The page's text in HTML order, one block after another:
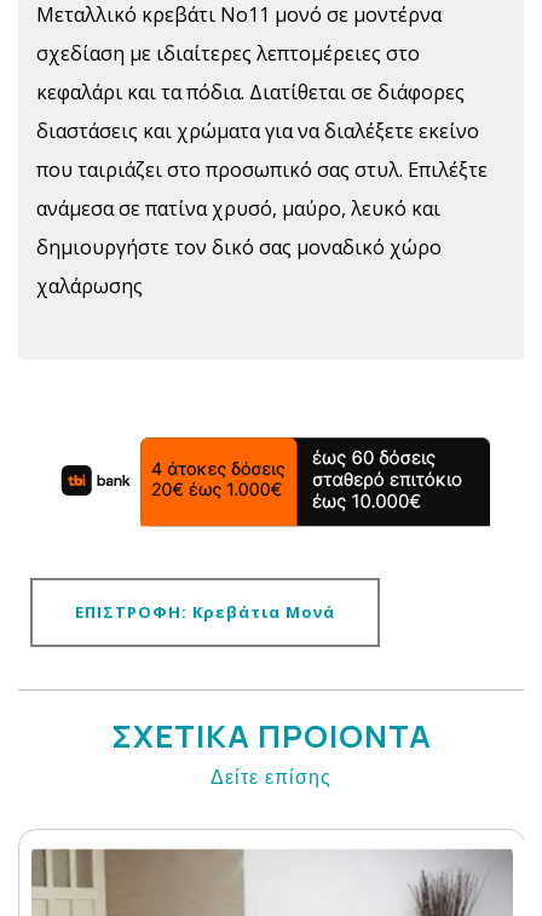
Μεταλλικό κρεβάτι Νο11 μονό σε μοντέρνα
σχεδίαση με ιδιαίτερες λεπτομέρειες στο
κεφαλάρι και τα πόδια. Διατίθεται σε διάφορες
διαστάσεις και χρώματα για να διαλέξετε εκείνο
που ταιριάζει στο προσωπικό σας στυλ. Επιλέξτε
ανάμεσα σε πατίνα χρυσό, μαύρο, λευκό και
δημιουργήστε τον δικό σας μοναδικό χώρο
χαλάρωσης
ΕΠΙΣΤΡΟΦΗ: Κρεβάτια Μονά
ΣΧΕΤΙΚΑ ΠΡΟΙΟΝΤΑ
Δείτε επίσης